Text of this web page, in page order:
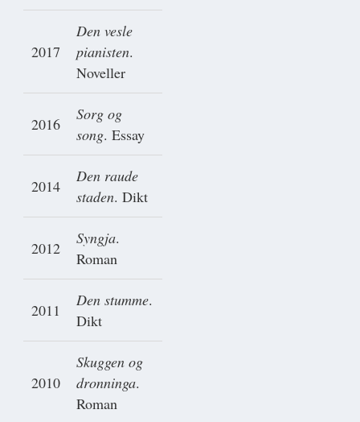
2017
Den vesle
pianisten.
Noveller
2016
Sorg og
song. Essay
2014
Den raude
staden. Dikt
2012
Syngja.
Roman
2011
Den stumme.
Dikt
2010
Skuggen og
dronninga.
Roman